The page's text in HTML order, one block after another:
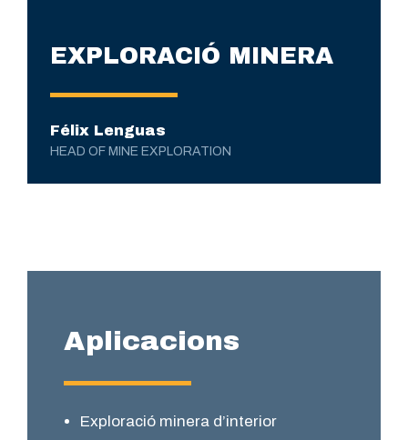
EXPLORACIÓ MINERA
Félix Lenguas
HEAD OF MINE EXPLORATION
Aplicacions
Exploració minera d’interior